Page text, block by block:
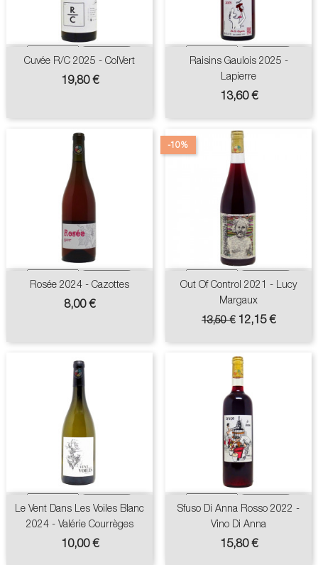
Cuvée R/C 2025 - ColVert
Prix
19,80 €
Raisins Gaulois 2025 -
Lapierre
Prix
13,60 €
Rosée 2024 - Cazottes
Prix
8,00 €
Out Of Control 2021 - Lucy
Margaux
Prix
base
13,50 €
-10%
Prix
12,15 €
Le Vent Dans Les Voiles Blanc
2024 - Valérie Courrèges
Prix
10,00 €
Sfuso Di Anna Rosso 2022 -
Vino Di Anna
Prix
15,80 €